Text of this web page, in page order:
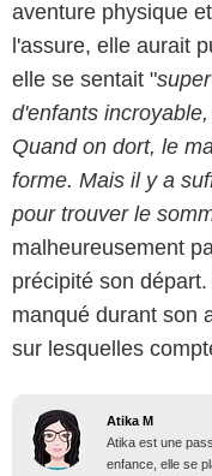
aventure physique
l'assure, elle aurait
elle se sentait "
d'enfants
Quand on dort, le
forme. Mais il y a
pour trouver le
malheureusement
précipité son
manqué durant son
sur lesquelles
Atika M
Atika est une
enfance, elle se